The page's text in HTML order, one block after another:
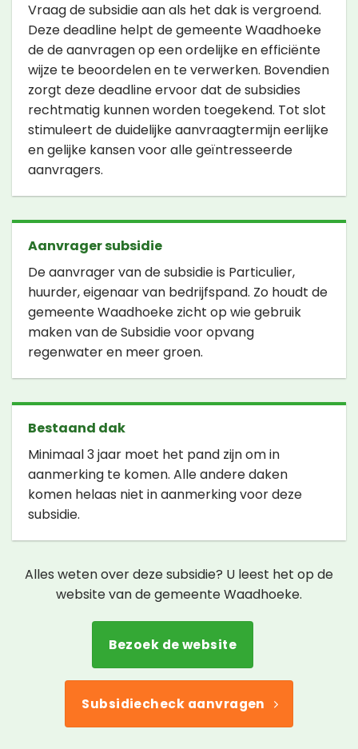
Vraag de subsidie aan als het dak is vergroend.
Deze deadline helpt de gemeente Waadhoeke
de de aanvragen op een ordelijke en efficiënte
wijze te beoordelen en te verwerken. Bovendien
zorgt deze deadline ervoor dat de subsidies
rechtmatig kunnen worden toegekend. Tot slot
stimuleert de duidelijke aanvraagtermijn eerlijke
en gelijke kansen voor alle geïntresseerde
aanvragers.
Aanvrager subsidie
De aanvrager van de subsidie is Particulier,
huurder, eigenaar van bedrijfspand. Zo houdt de
gemeente Waadhoeke zicht op wie gebruik
maken van de Subsidie voor opvang
regenwater en meer groen.
Bestaand dak
Minimaal 3 jaar moet het pand zijn om in
aanmerking te komen. Alle andere daken
komen helaas niet in aanmerking voor deze
subsidie.
Alles weten over deze subsidie? U leest het op de
website van de gemeente Waadhoeke.
Bezoek de website
Subsidiecheck aanvragen